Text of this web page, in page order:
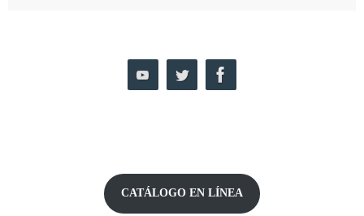
CATÁLOGO EN LÍNEA